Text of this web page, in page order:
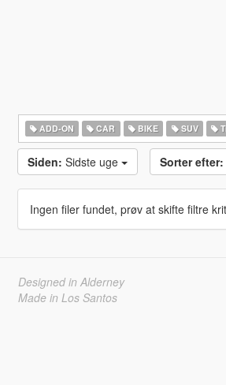
ADD-ON CAR BIKE SUV
Siden: Sidste uge Sorter efter:
Ingen filer fundet, prøv at skifte filtre
Designed in Alderney
Made in Los Santos